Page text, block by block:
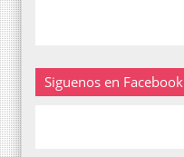
Siguenos en Facebook